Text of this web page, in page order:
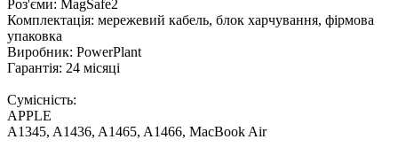
Роз'єми: MagSafe2
Комплектація: мережевий кабель, блок харчування, фірмова
упаковка
Виробник: PowerPlant
Гарантія: 24 місяці
Сумісність:
APPLE
A1345, A1436, A1465, A1466, MacBook Air